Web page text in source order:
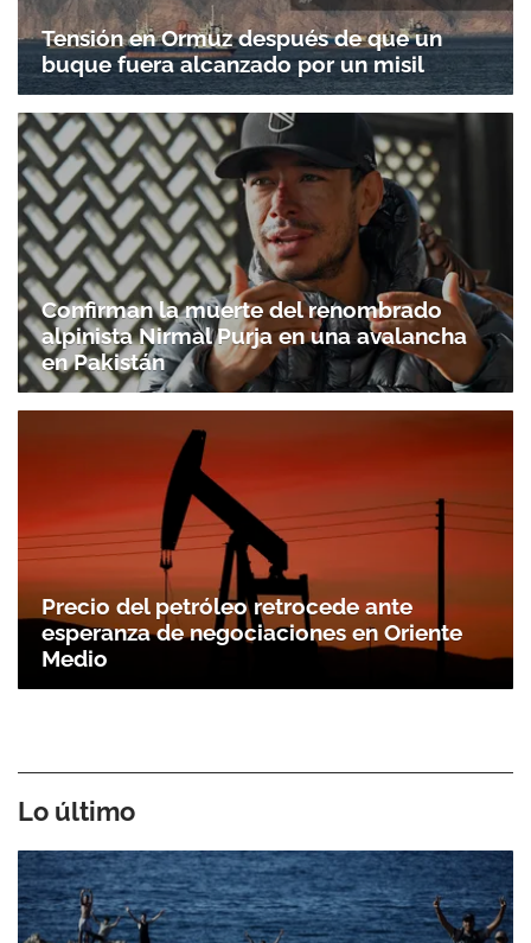
Tensión en Ormuz después de que un
buque fuera alcanzado por un misil
Confirman la muerte del renombrado
alpinista Nirmal Purja en una avalancha
en Pakistán
Precio del petróleo retrocede ante
esperanza de negociaciones en Oriente
Medio
Lo último